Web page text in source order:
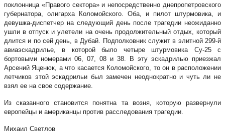
поклонница «Правого сектора» и непосредственно днепропетровского
губернатора, олигарха Коломойского. Оба, и пилот штурмовика, и
девушка-диспетчер на следующий день после трагедии неожиданно
ушли в отпуск и улетели на очень продолжительный отдых, который
длится и по сей день, в Дубай. Подполковник служит в элитной 299-й
авиаэскадрилье, в которой было четыре штурмовика Су-25 с
бортовыми номерами 06, 07, 08 и 38. В эту эскадрилью приезжал
Арсений Яценюк, а что касается Коломойского, то он в расположении
летчиков этой эскадрильи был замечен неоднократно и чуть ли не
взял ее на свое содержание.
Из сказанного становится понятна та возня, которую развернули
европейцы и американцы против расследования трагедии.
Михаил Светлов